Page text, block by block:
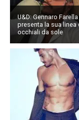
U&D: Gennaro
presenta la sua linea
occhiali da sole